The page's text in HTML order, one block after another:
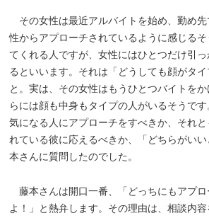
その女性は最近アルバイトを始め、勤め先
性からアプローチされているように感じる
てくれる人ですが、女性にはひとつだけ引
るといいます。それは「どうしても顔がタ
と。実は、その女性はもうひとつバイトを
らには顔も中身もタイプの人がいるそうで
気になる人にアプローチをすべきか、それと
れている彼に応えるべきか、「どちらがい
本さんに質問したのでした。
藤本さんは開口一番、「どっちにもアプ
よ！」と熱弁します。その理由は、相談内